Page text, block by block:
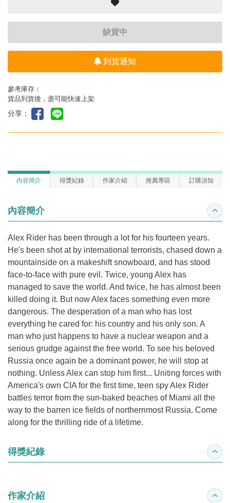
缺貨中
到貨通知
參考庫存：
貨品到貨後，盡可能快速上架
分享：
內容簡介 得獎紀錄 作家介紹 推薦專區 訂購須知
內容簡介 收合
Alex Rider has been through a lot for his fourteen years.
He's been shot at by international terrorists, chased down a
mountainside on a makeshift snowboard, and has stood
face-to-face with pure evil. Twice, young Alex has
managed to save the world. And twice, he has almost been
killed doing it. But now Alex faces something even more
dangerous. The desperation of a man who has lost
everything he cared for: his country and his only son. A
man who just happens to have a nuclear weapon and a
serious grudge against the free world. To see his beloved
Russia once again be a dominant power, he will stop at
nothing. Unless Alex can stop him first... Uniting forces with
America's own CIA for the first time, teen spy Alex Rider
battles terror from the sun-baked beaches of Miami all the
way to the barren ice fields of northernmost Russia. Come
along for the thrilling ride of a lifetime.
得獎紀錄 收合
作家介紹 收合